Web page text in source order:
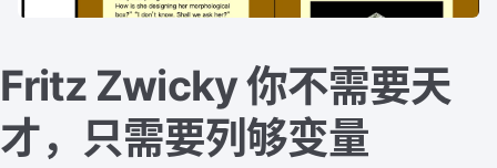
Fritz Zwicky 你不需要天
才，只需要列够变量